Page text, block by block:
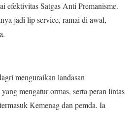
efektivitas Satgas Anti Premanisme.
jadi lip service, ramai di awal,
menguraikan landasan
mengatur ormas, serta peran lintas
Kemenag dan pemda. Ia